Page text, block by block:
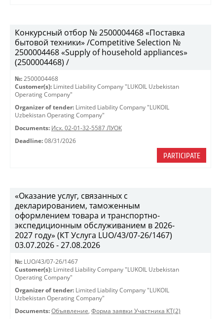
Конкурсный отбор № 2500004468 «Поставка
бытовой техники» /Competitive Selection №
2500004468 «Supply of household appliances»
(2500004468) /
№: 2500004468
Customer(s): Limited Liability Company "LUKOIL Uzbekistan
Operating Company"
Organizer of tender: Limited Liability Company "LUKOIL
Uzbekistan Operating Company"
Documents: Исх. 02-01-32-5587 ЛУОК
Deadline: 08/31/2026
PARTICIPATE
«Оказание услуг, связанных с
декларированием, таможенным
оформлением товара и транспортно-
экспедиционным обслуживанием в 2026-
2027 году» (КТ Услуга LUO/43/07-26/1467)
03.07.2026 - 27.08.2026
№: LUO/43/07-26/1467
Customer(s): Limited Liability Company "LUKOIL Uzbekistan
Operating Company"
Organizer of tender: Limited Liability Company "LUKOIL
Uzbekistan Operating Company"
Documents: Объявление, Форма заявки Участника КТ(2)